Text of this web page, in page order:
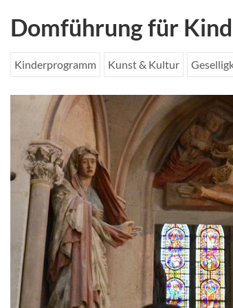
Domführung für
Kinderprogramm Kunst & Kultur